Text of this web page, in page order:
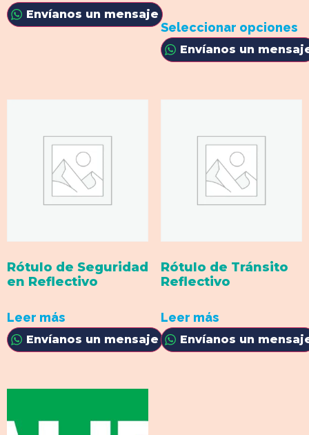
Envíanos un mensaje
Seleccionar opciones
Envíanos un
Rótulo de Seguridad
en Reflectivo
Leer más
Envíanos un mensaje
Rótulo de Tránsito
Reflectivo
Leer más
Envíanos un